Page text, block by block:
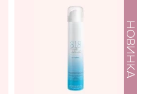
НОВИНКА